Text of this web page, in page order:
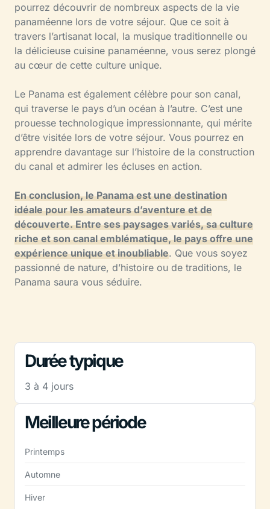
pourrez découvrir de nombreux aspects de la vie
panaméenne lors de votre séjour. Que ce soit à
travers l’artisanat local, la musique traditionnelle ou
la délicieuse cuisine panaméenne, vous serez plongé
au cœur de cette culture unique.
Le Panama est également célèbre pour son canal,
qui traverse le pays d’un océan à l’autre. C’est une
prouesse technologique impressionnante, qui mérite
d’être visitée lors de votre séjour. Vous pourrez en
apprendre davantage sur l’histoire de la construction
du canal et admirer les écluses en action.
En conclusion, le Panama est une destination
idéale pour les amateurs d’aventure et de
découverte. Entre ses paysages variés, sa culture
riche et son canal emblématique, le pays offre une
expérience unique et inoubliable. Que vous soyez
passionné de nature, d’histoire ou de traditions, le
Panama saura vous séduire.
Durée typique
3 à 4 jours
Meilleure période
Printemps
Automne
Hiver